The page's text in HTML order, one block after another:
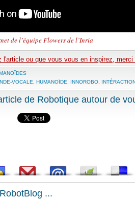
de l’équipe Flowers de l’Inria
l'article ou que vous vous en inspirez,
VOCALE HUMANOÏDE INNOROBO
de Robotique autour de
...